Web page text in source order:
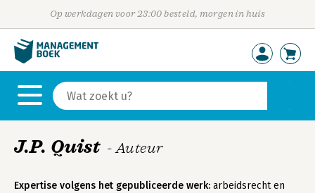
Op werkdagen voor 23:00 besteld, morgen in huis
J.P. Quist - Auteur
Expertise volgens het gepubliceerde werk: arbeidsrecht en